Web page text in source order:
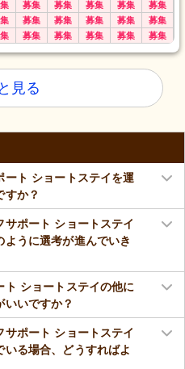
募集 募集 募集 募集 募集
募集 募集 募集 募集 募集
募集 募集 募集 募集 募集
見る
ート ショートステイを運
すか？
サポート ショートステイ
うに選考が進んでいき
ト ショートステイの他に
いいですか？
サポート ショートステイ
る場合、どうすればよ